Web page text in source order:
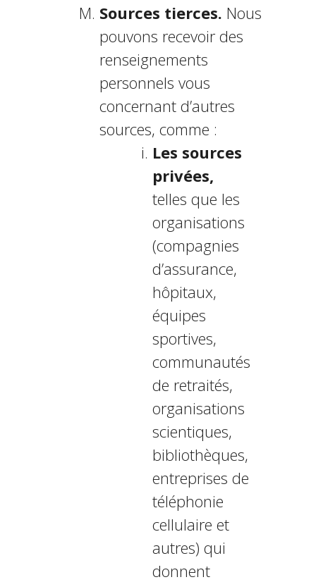
Sources tierces. Nous
pouvons recevoir des
renseignements
personnels vous
concernant d’autres
sources, comme :
Les sources
privées,
telles que les
organisations
(compagnies
d’assurance,
hôpitaux,
équipes
sportives,
communautés
de retraités,
organisations
scientifiques,
bibliothèques,
entreprises de
téléphonie
cellulaire et
autres) qui
donnent